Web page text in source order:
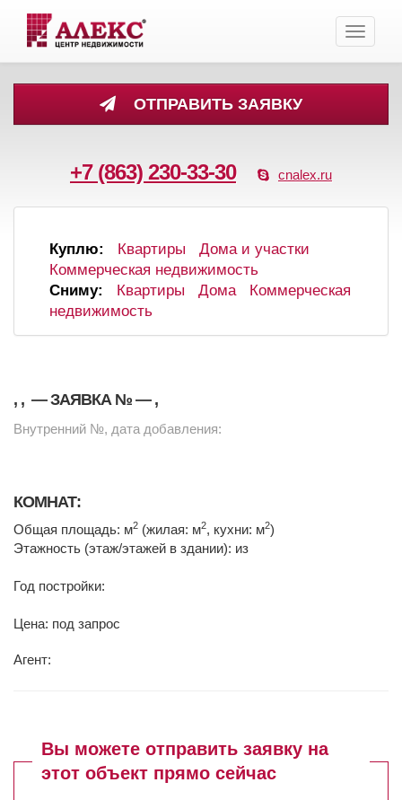
ОТПРАВИТЬ ЗАЯВКУ
+7 (863) 230-33-30 cnalex.ru
Toggle
Куплю: Квартиры
Дома и участки
Коммерческая недвижимость
Сниму:
Квартиры Дома
Коммерческая
недвижимость
, , — ЗАЯВКА № — ,
Внутренний №, дата добавления:
КОМНАТ:
Общая площадь: м2 (жилая: м2, кухни: м2)
Этажность (этаж/этажей в здании): из
Год постройки:
Цена: под запрос
Агент:
Вы можете отправить заявку на
этот объект прямо сейчас